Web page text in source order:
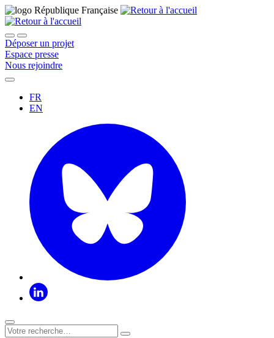
Déposer un projet
Espace presse
Nous rejoindre
FR
EN